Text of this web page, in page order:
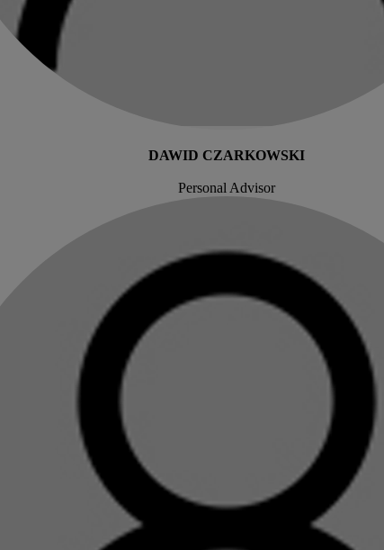
DAWID CZARKOWSKI
Personal Advisor